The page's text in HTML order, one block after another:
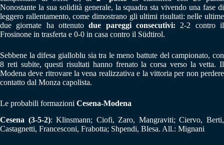
Nonostante la sua solidità generale, la squadra sta vivendo una fase di
leggero rallentamento, come dimostrano gli ultimi risultati: nelle ultime
due giornate ha ottenutodue pareggi consecutivi: 2-2 contro il
Frosinone in trasferta e 0-0 in casa contro il Südtirol.
Sebbene la difesa gialloblu sia tra le meno battute del campionato, con
8 reti subite, questi risultati hanno frenato la corsa verso la vetta. Il
Modena deve ritrovare la vena realizzativa e la vittoria per non perdere
contatto dal Monza capolista.
Le probabili formazioni Cesena-Modena
Cesena (3-5-2): Klinsmann; Ciofi, Zaro, Mangraviti; Ciervo, Berti,
Castagnetti, Francesconi, Frabotta; Shpendi, Blesa. All.: Mignani